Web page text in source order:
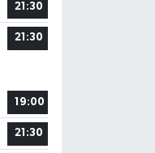
21:30
21:30
19:00
21:30